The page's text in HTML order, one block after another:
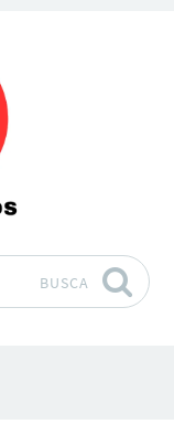
BUSCA